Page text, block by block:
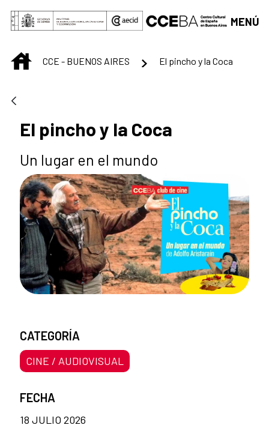
Saltar al contenido principal
MENÚ
INICIOCCE - BUENOS AIRES El pincho y la Coca
El pincho y la Coca
Un lugar en el mundo
CATEGORÍA
CINE / AUDIOVISUAL
FECHA
18 JULIO 2026